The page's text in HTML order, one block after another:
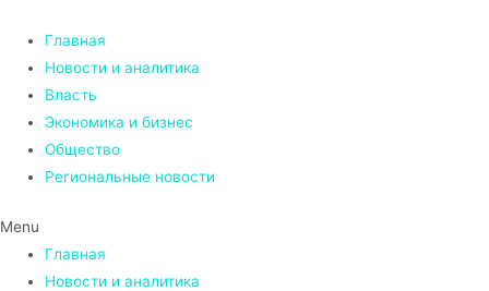
содержимому
Главная
Новости и аналитика
Власть
Экономика и бизнес
Общество
Региональные новости
Menu
Главная
Новости и аналитика